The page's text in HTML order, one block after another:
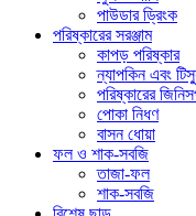
পাউডার ড্রিংক
পরিষ্কারের সরঞ্জাম
কাপড় পরিষ্কার
ন্যাপকিন এবং
পরিষ্কারের
পোকা নিধণ
বাসন ধোয়া
ফল ও শাক-সবজি
তাজা-ফল
শাক-সবজি